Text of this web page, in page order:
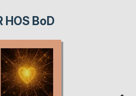
HOS BoD